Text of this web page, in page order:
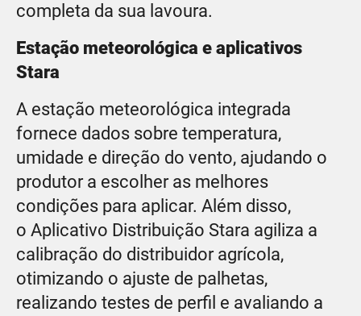
completa da sua lavoura.
Estação meteorológica e aplicativos
Stara
A estação meteorológica integrada
fornece dados sobre temperatura,
umidade e direção do vento, ajudando o
produtor a escolher as melhores
condições para aplicar. Além disso,
o Aplicativo Distribuição Stara agiliza a
calibração do distribuidor agrícola,
otimizando o ajuste de palhetas,
realizando testes de perfil e avaliando a